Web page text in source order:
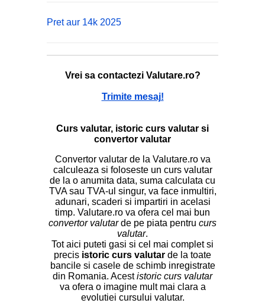
Pret aur 14k 2025
Vrei sa contactezi Valutare.ro?
Trimite mesaj!
Curs valutar, istoric curs valutar si
convertor valutar
Convertor valutar de la Valutare.ro va
calculeaza si foloseste un curs valutar
de la o anumita data, suma calculata cu
TVA sau TVA-ul singur, va face inmultiri,
adunari, scaderi si impartiri in acelasi
timp. Valutare.ro va ofera cel mai bun
convertor valutarde pe piata pentru curs
valutar.
Tot aici puteti gasi si cel mai complet si
precis istoric curs valutar de la toate
bancile si casele de schimb inregistrate
din Romania. Acestistoric curs valutar
va ofera o imagine mult mai clara a
evolutiei cursului valutar.